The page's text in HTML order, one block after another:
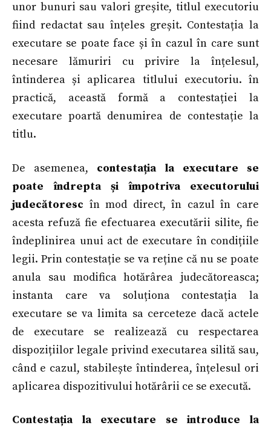
unor bunuri sau valori greșite, titlul executoriu
fiind redactat sau înțeles greșit. Contestația la
executare se poate face și în cazul în care sunt
necesare lămuriri cu privire la înțelesul,
întinderea și aplicarea titlului executoriu. în
practică, această formă a contestației la
executare poartă denumirea de contestație la
titlu.
De asemenea, contestația la executare se
poate îndrepta și împotriva executorului
judecătoresc în mod direct, în cazul în care
acesta refuză fie efectuarea executării silite, fie
îndeplinirea unui act de executare în condițiile
legii. Prin contestație se va reține că nu se poate
anula sau modifica hotărârea judecătoreasca;
instanta care va soluționa contestația la
executare se va limita sa cerceteze dacă actele
de executare se realizează cu respectarea
dispozițiilor legale privind executarea silită sau,
când e cazul, stabilește întinderea, înțelesul ori
aplicarea dispozitivului hotărârii ce se execută.
Contestația la executare se introduce la